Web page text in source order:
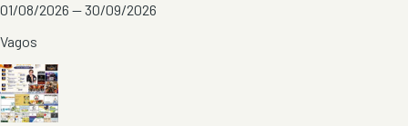
01/08/2026 — 30/09/2026
Vagos